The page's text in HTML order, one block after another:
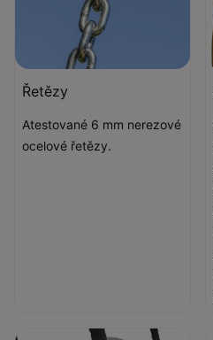
Řetězy
Atestované 6 mm nerezové
ocelové řetězy.